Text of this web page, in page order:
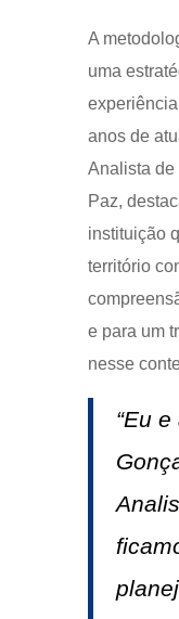
A
uma
anos de
Analista de
Paz,
instituição
território
e para um
nesse
“Eu